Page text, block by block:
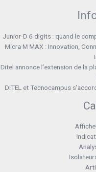
Junior-D 6 digits : quand le
Micra M MAX : Innovation,
Ditel annonce l’extension de la
DITEL et Tecnocampus